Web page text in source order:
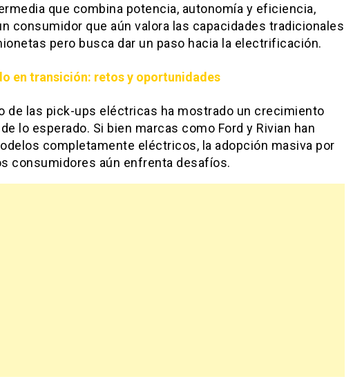
que combina potencia, autonomía y eficiencia,
consumidor que aún valora las capacidades tradicionales
pero busca dar un paso hacia la electrificación.
en transición: retos y oportunidades
de las pick-ups eléctricas ha mostrado un crecimiento
lo esperado. Si bien marcas como Ford y Rivian han
completamente eléctricos, la adopción masiva por
consumidores aún enfrenta desafíos.